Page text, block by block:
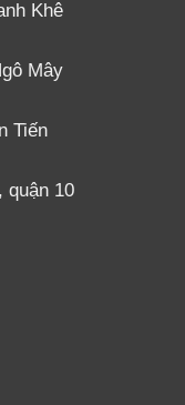
Khê
Mây
Tiến
quận 10